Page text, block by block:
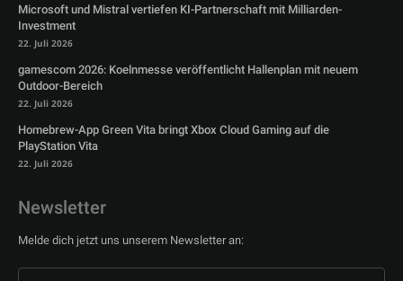
Microsoft und Mistral vertiefen KI-Partnerschaft mit Milliarden-
Investment
22. Juli 2026
gamescom 2026: Koelnmesse veröffentlicht Hallenplan mit neuem
Outdoor-Bereich
22. Juli 2026
Homebrew-App Green Vita bringt Xbox Cloud Gaming auf die
PlayStation Vita
22. Juli 2026
Newsletter
Melde dich jetzt uns unserem Newsletter an: